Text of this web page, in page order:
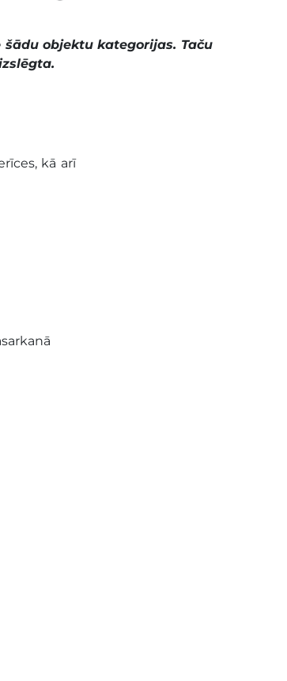
objektu kategorijas. Taču
kā arī